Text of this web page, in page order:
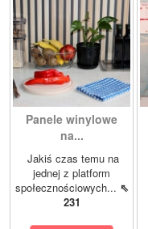
Panele winylowe
na...
Jakiś czas temu na
jednej z platform
społecznościowych... ⇖
231